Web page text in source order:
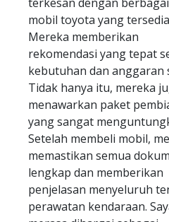
mobil toyota yang
Mereka memberikan
rekomendasi yang tepat
kebutuhan dan anggaran
Tidak hanya itu, mereka
menawarkan paket
yang sangat
Setelah membeli mobil,
memastikan semua
lengkap dan memberikan
penjelasan menyeluruh
perawatan kendaraan.